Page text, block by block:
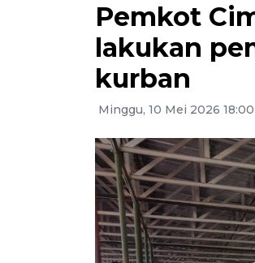
Pemkot
lakukan
kurban
Minggu, 10 Mei 2026